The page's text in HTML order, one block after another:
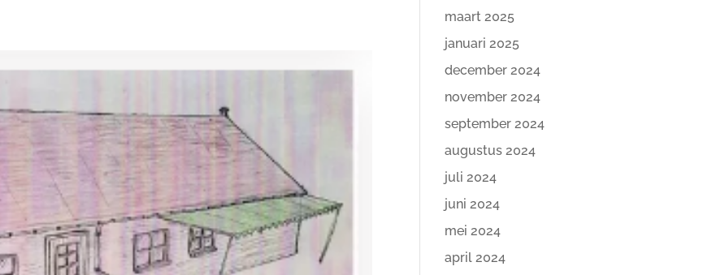
maart 2025
januari 2025
december 2024
november 2024
september 2024
augustus 2024
juli 2024
juni 2024
mei 2024
april 2024